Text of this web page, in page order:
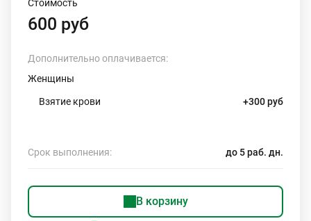
Стоимость
600 руб
Дополнительно оплачивается:
Женщины
Взятие крови +300 руб
Срок выполнения: до 5 раб. дн.
В корзину